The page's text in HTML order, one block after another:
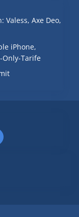
Valess, Axe Deo,
iPhone,
Only-Tarife